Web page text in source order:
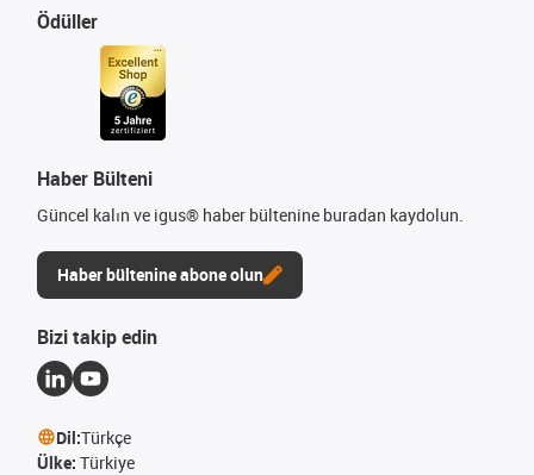
Ödüller
Haber Bülteni
Güncel kalın ve igus® haber bültenine buradan kaydolun.
Haber bültenine abone olun
Bizi takip edin
Dil:Türkçe
Ülke: Türkiye